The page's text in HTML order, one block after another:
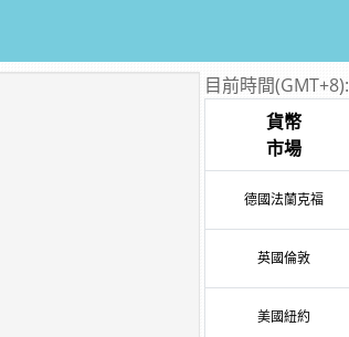
目前時間(GMT+8):
貨幣
市場
德國法蘭克福
英國倫敦
美國紐約